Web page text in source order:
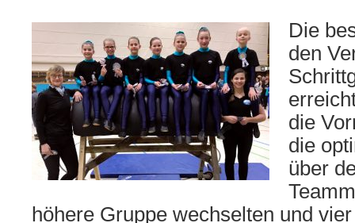
Die
den
die
die
über
höhere Gruppe wechselten und